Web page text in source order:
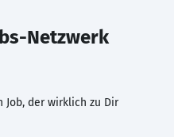
Netzwerk
Job, der wirklich zu Dir